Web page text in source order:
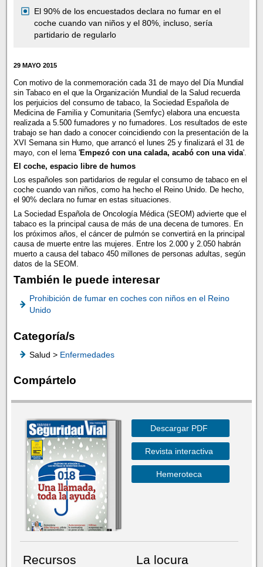
El 90% de los encuestados declara no fumar en el
coche cuando van niños y el 80%, incluso, sería
partidario de regularlo
29 MAYO 2015
Con motivo de la conmemoración cada 31 de mayo del Día Mundial
sin Tabaco en el que la Organización Mundial de la Salud recuerda
los perjuicios del consumo de tabaco, la Sociedad Española de
Medicina de Familia y Comunitaria (Semfyc) elabora una encuesta
realizada a 5.500 fumadores y no fumadores. Los resultados de este
trabajo se han dado a conocer coincidiendo con la presentación de la
XVI Semana sin Humo, que arrancó el lunes 25 y finalizará el 31 de
mayo, con el lema 'Empezó con una calada, acabó con una vida'.
El coche, espacio libre de humos
Los españoles son partidarios de regular el consumo de tabaco en el
coche cuando van niños, como ha hecho el Reino Unido. De hecho,
el 90% declara no fumar en estas situaciones.
La Sociedad Española de Oncología Médica (SEOM) advierte que el
tabaco es la principal causa de más de una decena de tumores. En
los próximos años, el cáncer de pulmón se convertirá en la principal
causa de muerte entre las mujeres. Entre los 2.000 y 2.050 habrán
muerto a causa del tabaco 450 millones de personas adultas, según
datos de la SEOM.
También le puede interesar
Prohibición de fumar en coches con niños en el Reino
Unido
Categoría/s
Salud > Enfermedades
Compártelo
Descargar PDF
Revista interactiva
Hemeroteca
Recursos
La locura